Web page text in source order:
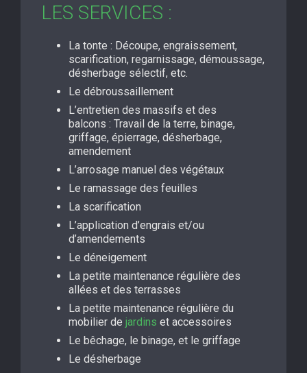
LES SERVICES :
La tonte : Découpe, engraissement,
scarification, regarnissage, démoussage,
désherbage sélectif, etc.
Le débroussaillement
L’entretien des massifs et des
balcons : Travail de la terre, binage,
griffage, épierrage, désherbage,
amendement
L’arrosage manuel des végétaux
Le ramassage des feuilles
La scarification
L’application d’engrais et/ou
d’amendements
Le déneigement
La petite maintenance régulière des
allées et des terrasses
La petite maintenance régulière du
mobilier de jardins et accessoires
Le bêchage, le binage, et le griffage
Le désherbage